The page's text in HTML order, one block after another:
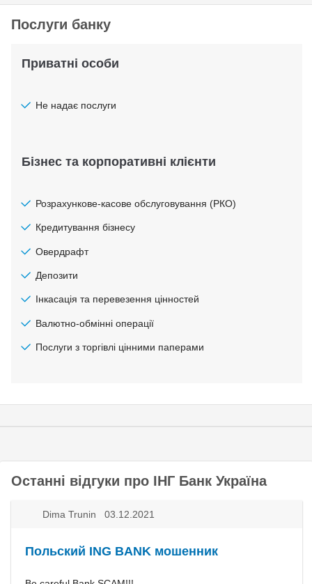
Послуги банку
Приватні особи
Не надає послуги
Бізнес та корпоративні клієнти
Розрахункове-касове обслуговування (РКО)
Кредитування бізнесу
Овердрафт
Депозити
Інкасація та перевезення цінностей
Валютно-обмінні операції
Послуги з торгівлі цінними паперами
Останні відгуки про ІНГ Банк Україна
Dima Trunin 03.12.2021
Польский ING BANK мошенник